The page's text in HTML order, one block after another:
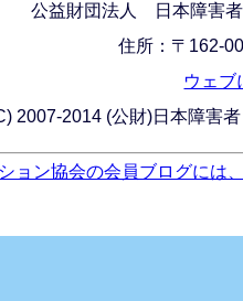
公益財団法人 日本障害
住所：〒162-
ウェブ
2007-2014 (公財)日本障害
ョン協会の会員ブログには